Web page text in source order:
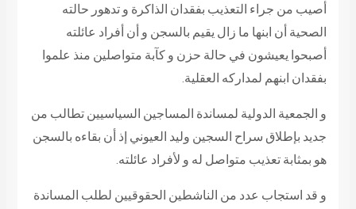
أصيب من جراء التعذيب بفقدان الذاكرة و تدهور حالته
الصحية أن ابنها ما زال يقيم بالسجن و أن أفراد عائلته
أصبحوا يعيشون في حالة حزن و كآبة متواصلين منذ علموا
بفقدان ابنهم لمداركه العقلية.
و الجمعية الدولية لمساندة المساجين السياسيينتطالب من
جديد بإطلاق سراح السجين وليد العيونيإذ أن بقاءه بالسجن
هو بمثابة تعذيب متواصل له و لأفراد عائلته.
و قد استجاب عدد من الناشطين الحقوقيين لطلب المساندة